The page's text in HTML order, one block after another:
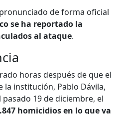
de forma oficial
se ha reportado la
al ataque.
horas después de que el
la institución, Pablo Dávila,
19 de diciembre, el
homicidios en lo que va